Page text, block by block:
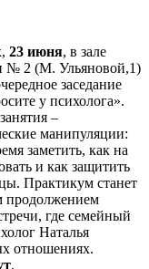
23 июня, в зале
№ 2 (М. Ульяновой,1)
заседание
у психолога».
–
манипуляции:
заметить, как на
и как защитить
Практикум станет
продолжением
где семейный
Наталья
отношениях.
.